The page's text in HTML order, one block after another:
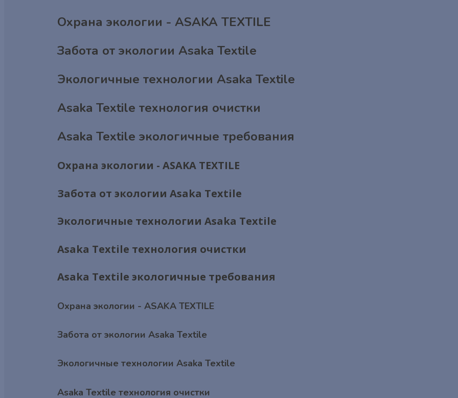
Охрана экологии - ASAKA TEXTILE
Забота от экологии Asaka Textile
Экологичные технологии Asaka Textile
Asaka Textile технология очистки
Asaka Textile экологичные требования
Охрана экологии - ASAKA TEXTILE
Забота от экологии Asaka Textile
Экологичные технологии Asaka Textile
Asaka Textile технология очистки
Asaka Textile экологичные требования
Охрана экологии - ASAKA TEXTILE
Забота от экологии Asaka Textile
Экологичные технологии Asaka Textile
Asaka Textile технология очистки